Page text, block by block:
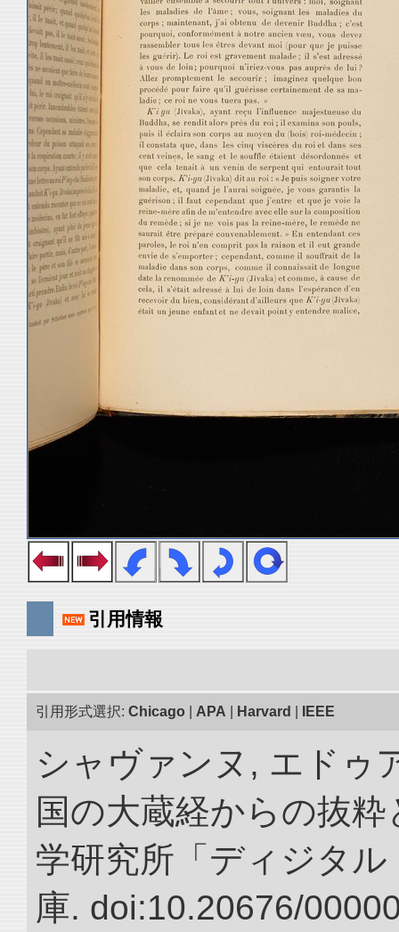
引用情報
引用形式選択: Chicago APA Harvard IEEE
シャヴァンヌ, エドゥ
国の大蔵経からの抜
学研究所「ディジタ
庫. doi:10.20676/